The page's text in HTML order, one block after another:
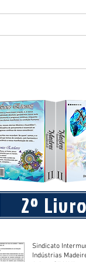
requereu
2º
Sindicato
Indústrias